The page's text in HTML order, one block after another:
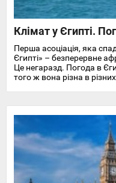
Клімат у Єгипті.
Перша асоціація, яка
Єгипті» – безперервне
Це негаразд. Погода в
того ж вона різна в
Червоного моря.